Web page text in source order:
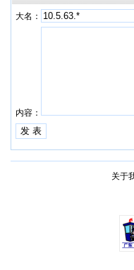
大名：
内容：
关于